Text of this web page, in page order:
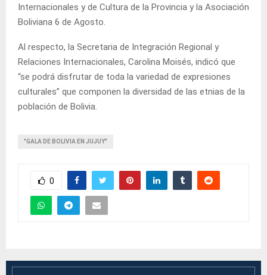
Internacionales y de Cultura de la Provincia y la Asociación
Boliviana 6 de Agosto.
Al respecto, la Secretaria de Integración Regional y
Relaciones Internacionales, Carolina Moisés, indicó que
“se podrá disfrutar de toda la variedad de expresiones
culturales” que componen la diversidad de las etnias de la
población de Bolivia.
"GALA DE BOLIVIA EN JUJUY"
0